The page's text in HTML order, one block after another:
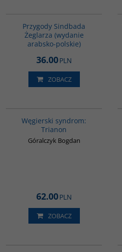
Przygody Sindbada
Żeglarza (wydanie
arabsko-polskie)
36.00PLN
ZOBACZ
Węgierski syndrom:
Trianon
Góralczyk Bogdan
62.00PLN
ZOBACZ